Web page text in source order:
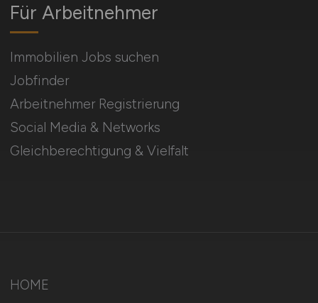
Für Arbeitnehmer
Immobilien Jobs suchen
Jobfinder
Arbeitnehmer Registrierung
Social Media & Networks
Gleichberechtigung & Vielfalt
HOME